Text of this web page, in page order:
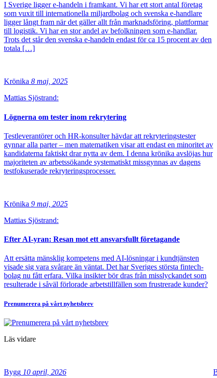
I Sverige ligger e-handeln i framkant. Vi har ett stort antal företag
som vuxit till internationella miljardbolag och svenska e-handlare
ligger långt fram när det gäller allt från marknadsföring, plattformar
till logistik. Vi har en stor andel av befolkningen som e-handlar.
Trots det står den svenska e-handeln endast för ca 15 procent av den
totala […]
Krönika 8 maj, 2025
Mattias Sjöstrand:
Lögnerna om tester inom rekrytering
Testleverantörer och HR-konsulter hävdar att rekryteringstester
gynnar alla parter – men matematiken visar att endast en minoritet av
kandidaterna faktiskt drar nytta av dem. I denna krönika avslöjas hur
majoriteten av arbetssökande systematiskt missgynnas av dagens
testfokuserade rekryteringsprocesser.
Krönika 9 maj, 2025
Mattias Sjöstrand:
Efter AI-yran: Resan mot ett ansvarsfullt företagande
Att ersätta mänsklig kompetens med AI-lösningar i kundtjänsten
visade sig vara svårare än väntat. Det har Sveriges största fintech-
bolag nu fått erfara. Vilka insikter bör dras från misslyckandet som
resulterade i såväl förlorade arbetstillfällen som frustrerade kunder?
Prenumerera på vårt nyhetsbrev
Läs vidare
Bygg 10 april, 2026